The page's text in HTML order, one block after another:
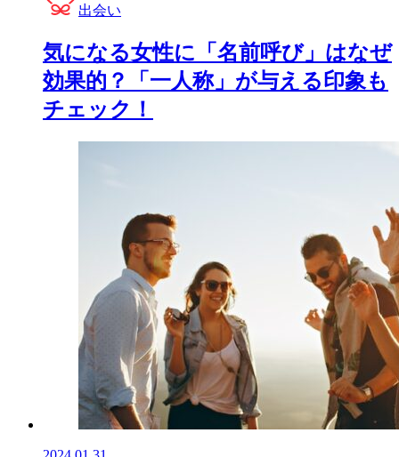
出会い
気になる女性に「名前呼び」はなぜ
効果的？「一人称」が与える印象も
チェック！